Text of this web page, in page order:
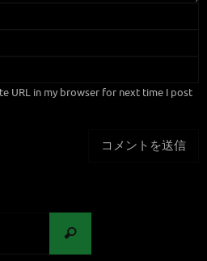
URL in my browser for next time I post